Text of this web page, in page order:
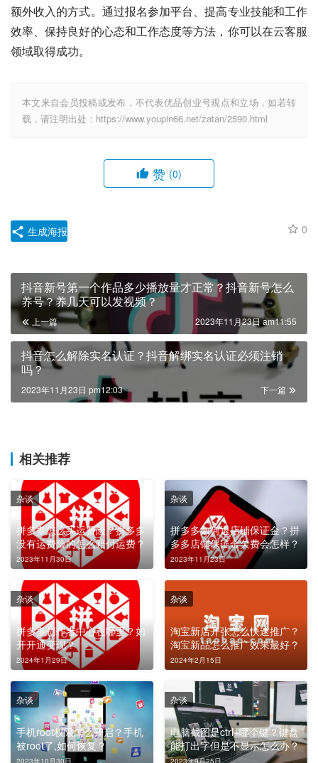
额外收入的方式。通过报名参加平台、提高专业技能和工作
效率、保持良好的心态和工作态度等方法，你可以在云客服
领域取得成功。
本文来自会员投稿或发布，不代表优品创业号观点和立场，如若转
载，请注明出处：https://www.youpin66.net/zatan/2590.html
赞 (0)
0
生成海报
抖音新号第一个作品多少播放量才正常？抖音新号怎么
养号？养几天可以发视频？
上一篇 2023年11月23日 am11:55
抖音怎么解除实名认证？抖音解绑实名认证必须注销
吗？
下一篇
2023年11月23日 pm12:03
相关推荐
拼多多怎么买运费险？拼多多
没有运费险的怎么赔付运费？
2023年11月30日
杂谈
拼多多如何退店铺保证金？拼
多多店铺保证金欠费会怎样？
2023年11月23日
杂谈
拼多多创作者中心在哪里？如
开开通变现？
2024年1月29日
杂谈
淘宝新店开张怎么快速推广？
淘宝新品怎么推广效果最好？
2024年2月15日
杂谈
手机root权限怎么开启？手机
被root了,如何恢复？
2023年10月30日
杂谈
电脑截图是ctrl+哪个键？键盘
能打出字但是不显示怎么办？
2023年9月25日
杂谈